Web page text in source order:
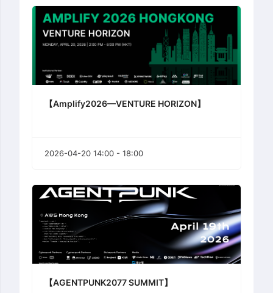
【Amplify2026—VENTURE HORIZON】
2026-04-20 14:00 - 18:00
【AGENTPUNK2077 SUMMIT】